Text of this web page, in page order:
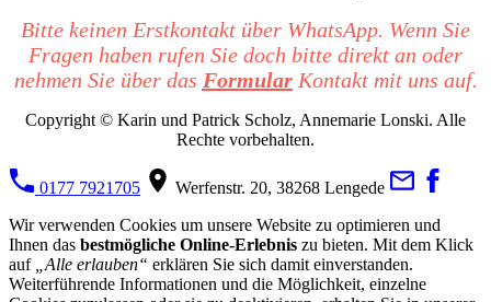
Bitte keinen Erstkontakt über WhatsApp. Wenn Sie
Fragen haben rufen Sie doch bitte direkt an oder
nehmen Sie über das FormularKontakt mit uns auf.
Copyright © Karin und Patrick Scholz, Annemarie Lonski. Alle
Rechte vorbehalten.
0177 7921705
Werfenstr. 20, 38268 Lengede
Wir verwenden Cookies um unsere Website zu optimieren und
Ihnen das bestmögliche Online-Erlebnis zu bieten. Mit dem Klick
auf
„Alle erlauben“ erklären Sie sich damit einverstanden.
Weiterführende Informationen und die Möglichkeit, einzelne